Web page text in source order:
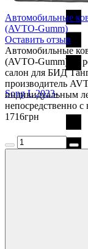
Song L 2023-
Автомобильные
(AVTO-Gumm)
Оставить отзыв
Автомобильные
(AVTO-Gumm) —
салон для БИД
производитель
индивидуальным
непосредственно
1716грн